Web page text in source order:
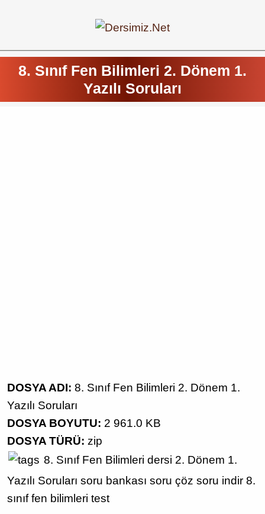
8. Sınıf Fen Bilimleri 2. Dönem 1.
Yazılı Soruları
DOSYA ADI: 8. Sınıf Fen Bilimleri 2. Dönem 1.
Yazılı Soruları
DOSYA BOYUTU: 2 961.0 KB
DOSYA TÜRÜ: zip
8. Sınıf Fen Bilimleri dersi 2. Dönem 1.
Yazılı Soruları soru bankası soru çöz soru indir 8.
sınıf fen bilimleri test